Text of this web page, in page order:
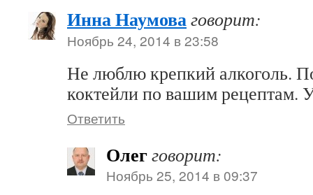
Инна Наумоваговорит:
Ноябрь 24, 2014 в 23:58
Не люблю крепкий алкоголь.
коктейли по вашим рецептам.
Ответить
Олегговорит:
Ноябрь 25, 2014 в 09:37